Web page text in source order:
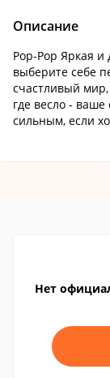
Описание
Pop-Pop Яркая
выберите себе
счастливый
где весло -
сильным, если
Нет